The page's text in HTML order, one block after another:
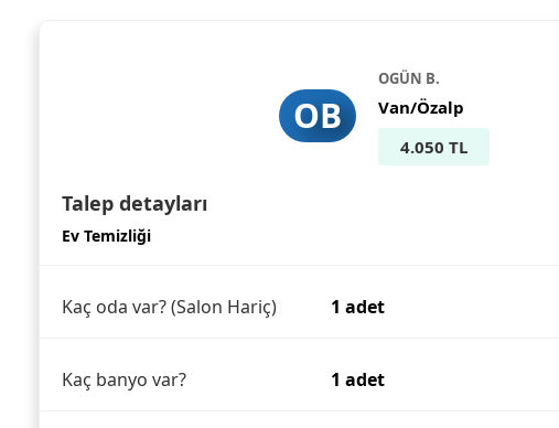
OB
OGÜN B.
Van/Özalp
4.050 TL
Talep detayları
Ev Temizliği
Kaç oda var? (Salon Hariç) 1 adet
Kaç banyo var? 1 adet